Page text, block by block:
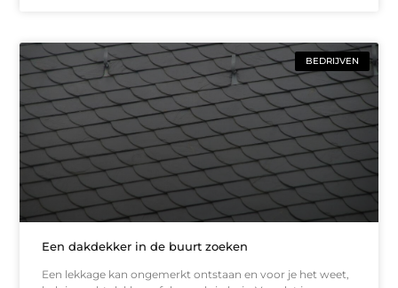
BEDRIJVEN
Een dakdekker in de buurt zoeken
Een lekkage kan ongemerkt ontstaan en voor je het weet,